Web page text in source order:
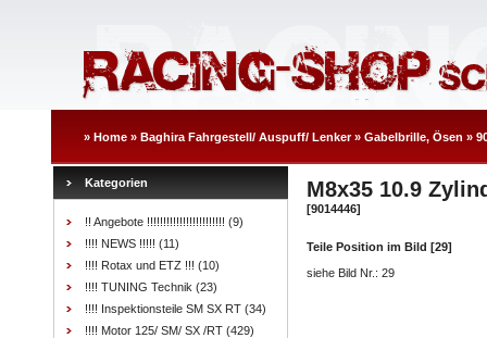
» Home » Baghira Fahrgestell/ Auspuff/ Lenker» Gabelbrille, Ösen »
Kategorien
!! Angebote !!!!!!!!!!!!!!!!!!!!!!!! (9)
!!!! NEWS !!!!! (11)
!!!! Rotax und ETZ !!! (10)
!!!! TUNING Technik (23)
!!!! Inspektionsteile SM SX RT (34)
!!!! Motor 125/ SM/ SX /RT (429)
M8x35 10.9
[9014446]
Teile Position im Bild [29]
siehe Bild Nr.: 29